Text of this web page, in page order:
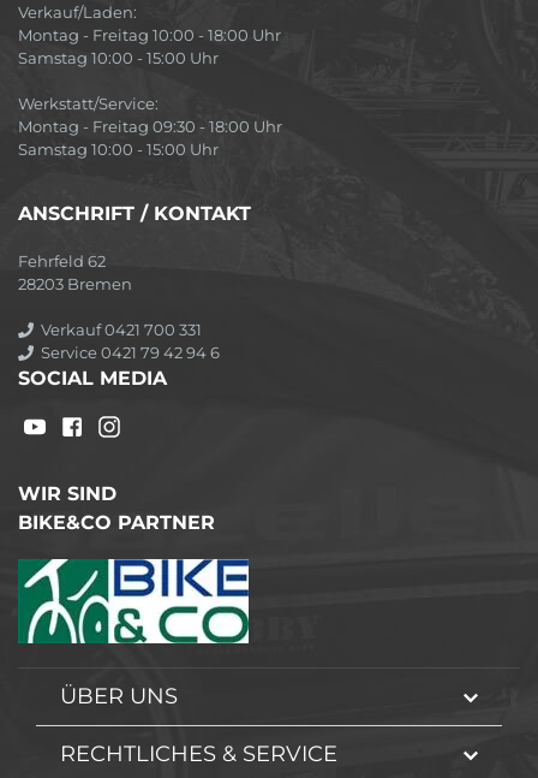
Verkauf/Laden:
Montag - Freitag 10:00 - 18:00 Uhr
Samstag 10:00 - 15:00 Uhr
Werkstatt/Service:
Montag - Freitag 09:30 - 18:00 Uhr
Samstag 10:00 - 15:00 Uhr
ANSCHRIFT / KONTAKT
Fehrfeld 62
28203 Bremen
Verkauf 0421 700 331
Service 0421 79 42 94 6
SOCIAL MEDIA
WIR SIND
BIKE&CO PARTNER
ÜBER UNS
RECHTLICHES & SERVICE